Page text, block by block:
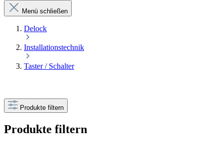
Menü schließen
Delock
Installationstechnik
Taster / Schalter
Produkte filtern
Produkte filtern